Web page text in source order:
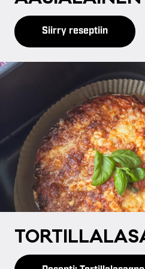
Siirry reseptiin